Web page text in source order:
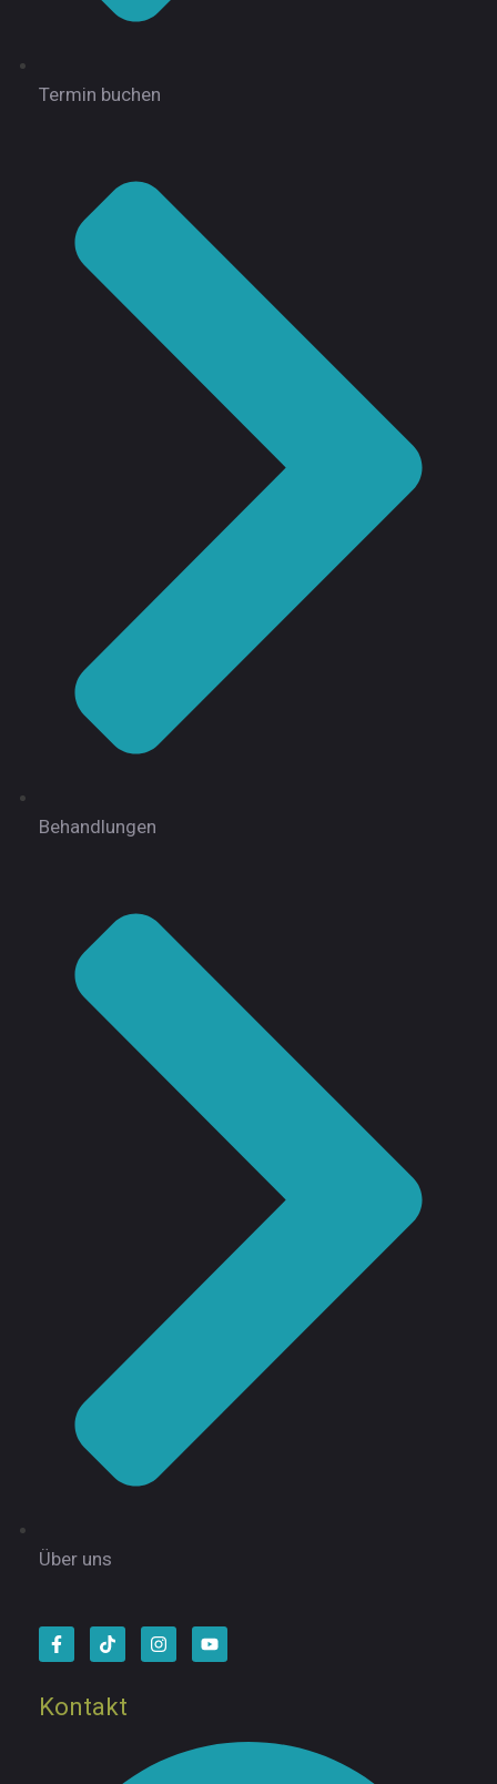
Termin buchen
Behandlungen
Über uns
Kontakt